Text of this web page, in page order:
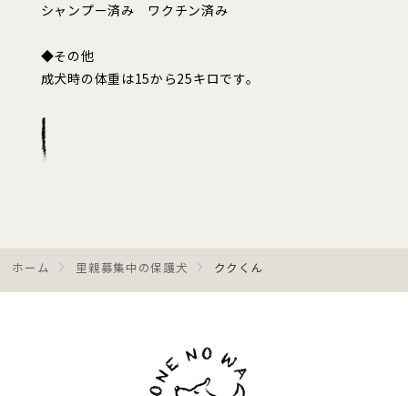
シャンプー済み ワクチン済み
◆その他
成犬時の体重は15から25キロです。
ホーム 里親募集中の保護犬 ククくん